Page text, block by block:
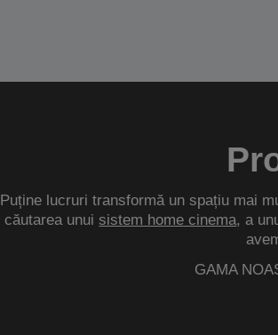
Puține lucruri transformă un spațiu mai
căutarea unui sistem home cinema, a
GAMA